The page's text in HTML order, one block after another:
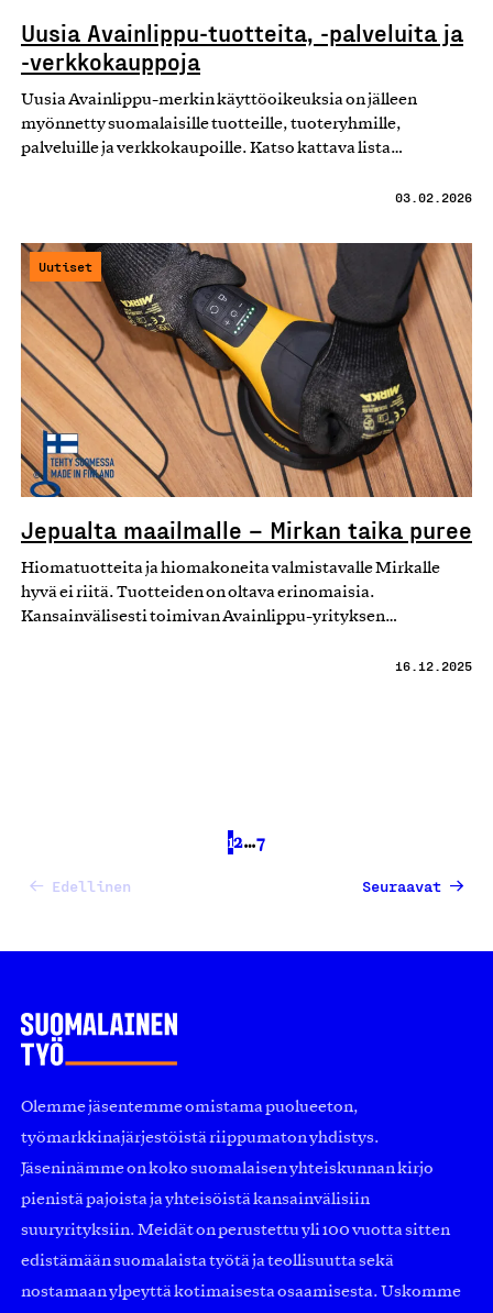
Uusia Avainlippu-tuotteita, -palveluita ja
-verkkokauppoja
Uusia Avainlippu-merkin käyttöoikeuksia on jälleen
myönnetty suomalaisille tuotteille, tuoteryhmille,
palveluille ja verkkokaupoille. Katso kattava lista…
03.02.2026
Uutiset
Jepualta maailmalle – Mirkan taika puree
Hiomatuotteita ja hiomakoneita valmistavalle Mirkalle
hyvä ei riitä. Tuotteiden on oltava erinomaisia.
Kansainvälisesti toimivan Avainlippu-yrityksen…
16.12.2025
Edellinen
12…7
Seuraavat
Olemme jäsentemme omistama puolueeton,
työmarkkinajärjestöistä riippumaton yhdistys.
Jäseninämme on koko suomalaisen yhteiskunnan kirjo
pienistä pajoista ja yhteisöistä kansainvälisiin
suuryrityksiin. Meidät on perustettu yli 100 vuotta sitten
edistämään suomalaista työtä ja teollisuutta sekä
nostamaan ylpeyttä kotimaisesta osaamisesta. Uskomme